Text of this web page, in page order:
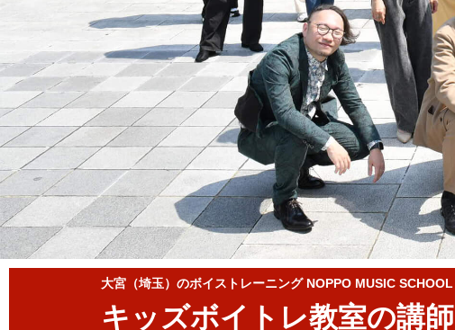
大宮（埼玉）のボイストレーニング NOPPO MUSIC SCHOOL
キッズボイトレ教室の講師